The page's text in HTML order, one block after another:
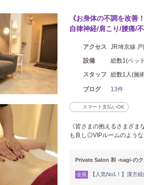
《お身体の不調を改
自律神経/肩こり/腰痛/
アクセス
JR埼京線
設備
総数1(ベッ
スタッフ
総数1人(施
ブログ 13件
スマート支払いOK
《皆さまの抱えるさまざ
も良し◎VIPルームのよう
Private Salon 和 -nagi-のク
全員 【人気No1！】漢方